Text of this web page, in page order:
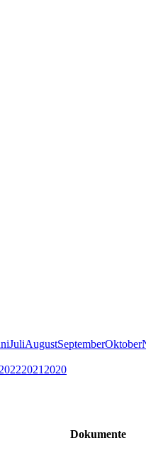
JuliAugustSeptemberOktober
20222021 2020
Dokumente